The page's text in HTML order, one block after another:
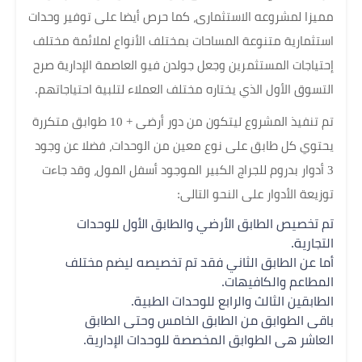
مميزا لمشروعه الاستثمارى، كما حرص أيضا على توفير وحدات
استثمارية متنوعة المساحات بمختلف الأنواع لملائمة مختلف
إحتياجات المستثمرين وجعل جولدن فيو العاصمة الإدارية صرح
التسوق الأول الذي يختاره مختلف العملاء لتلبية احتياجاتهم.
تم تنفيذ المشروع ليتكون من دور أرضى + 10 طوابق متكررة
يحتوي كل طابق على نوع معين من الوحدات، فضلا عن وجود
3 أدوار بدروم للجراج الكبير الموجود أسفل المول، وقد جاءت
توزيعة الأدوار على النحو التالى:
تم تخصيص الطابق الأرضي والطابق الأول للوحدات
التجارية.
أما عن الطابق الثاني فقد تم تخصيصه ليضم مختلف
المطاعم والكافيهات.
الطابقين الثالث والرابع للوحدات الطبية.
باقى الطوابق من الطابق الخامس وحتى الطابق
العاشر هى الطوابق المخصصة للوحدات الإدارية.